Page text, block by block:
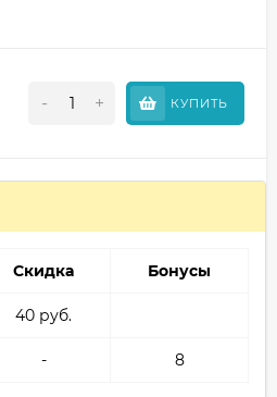
- + КУПИТЬ
Скидка Бонусы
40 руб.
- 8